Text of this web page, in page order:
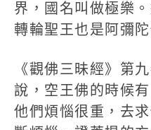
界，國名叫做極樂
轉輪聖王也是阿彌陀
《觀佛三昧經》第
說，空王佛的時候有
他們煩惱很重，去